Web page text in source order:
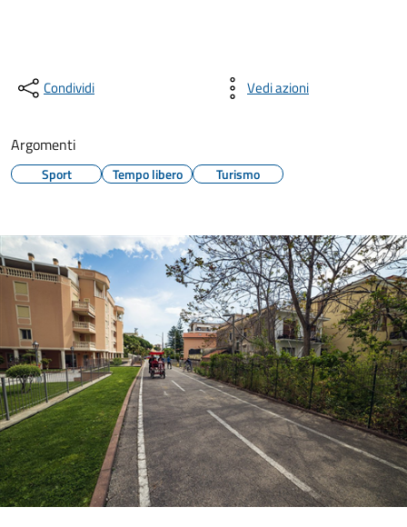
Condividi Vedi azioni
Argomenti
Sport Tempo libero Turismo